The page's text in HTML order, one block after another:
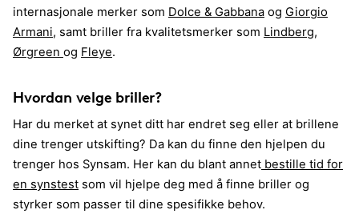
internasjonale merker som Dolce & Gabbana og Giorgio
Armani, samt briller fra kvalitetsmerker som Lindberg,
Ørgreen og Fleye.
Hvordan velge briller?
Har du merket at synet ditt har endret seg eller at brillene
dine trenger utskifting? Da kan du finne den hjelpen du
trenger hos Synsam. Her kan du blant annet bestille tid for
en synstest som vil hjelpe deg med å finne briller og
styrker som passer til dine spesifikke behov.